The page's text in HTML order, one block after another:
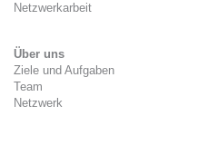
Netzwerkarbeit
Über uns
Ziele und Aufgaben
Team
Netzwerk